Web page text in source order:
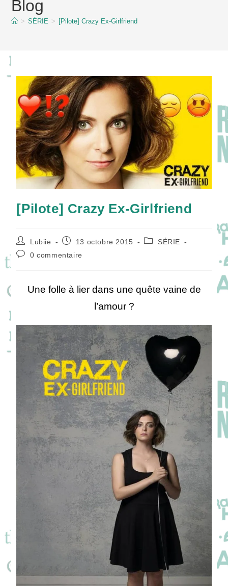
contentBlog
> SÉRIE > [Pilote] Crazy Ex-Girlfriend
[Pilote] Crazy Ex-Girlfriend
Auteur/autrice
de
la
Lubiie
Publication
13 octobre 2015
PostSÉRIE
Commentaires
0 commentaire
Une folle à lier dans une quête vaine de
l’amour ?